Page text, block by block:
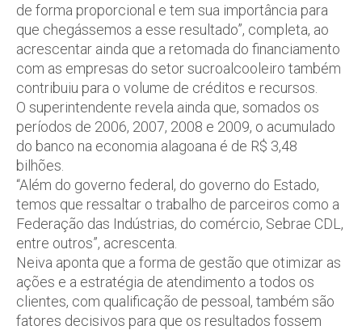
de forma proporcional e tem sua importância para
que chegássemos a esse resultado”, completa, ao
acrescentar ainda que a retomada do financiamento
com as empresas do setor sucroalcooleiro também
contribuiu para o volume de créditos e recursos.
O superintendente revela ainda que, somados os
períodos de 2006, 2007, 2008 e 2009, o acumulado
do banco na economia alagoana é de R$ 3,48
bilhões.
“Além do governo federal, do governo do Estado,
temos que ressaltar o trabalho de parceiros como a
Federação das Indústrias, do comércio, Sebrae CDL,
entre outros”, acrescenta.
Neiva aponta que a forma de gestão que otimizar as
ações e a estratégia de atendimento a todos os
clientes, com qualificação de pessoal, também são
fatores decisivos para que os resultados fossem